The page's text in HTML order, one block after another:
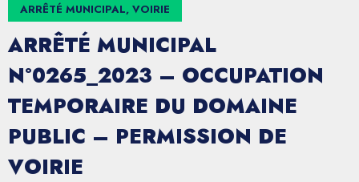
ARRÊTÉ MUNICIPAL, VOIRIE
ARRÊTÉ MUNICIPAL
N°0265_2023 – OCCUPATION
TEMPORAIRE DU DOMAINE
PUBLIC – PERMISSION DE
VOIRIE